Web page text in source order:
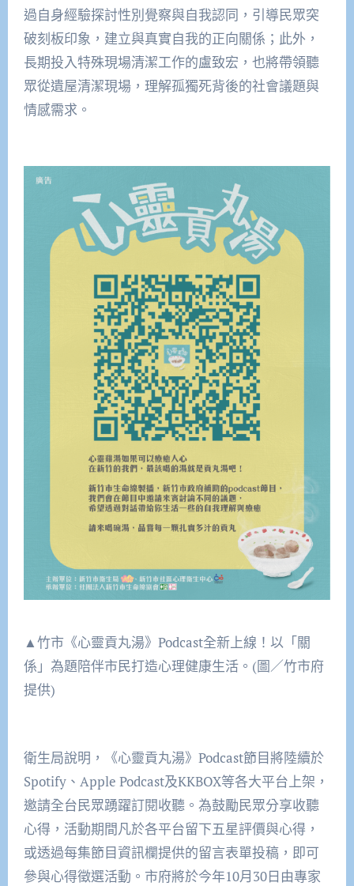
過自身經驗探討性別覺察與自我認同，引導民眾突
破刻板印象，建立與真實自我的正向關係；此外，
長期投入特殊現場清潔工作的盧致宏，也將帶領聽
眾從遺屋清潔現場，理解孤獨死背後的社會議題與
情感需求。
▲竹市《心靈貢丸湯》Podcast全新上線！以「關
係」為題陪伴市民打造心理健康生活。(圖／竹市府
提供)
衛生局說明，《心靈貢丸湯》Podcast節目將陸續於
Spotify、Apple Podcast及KKBOX等各大平台上架，
邀請全台民眾踴躍訂閱收聽。為鼓勵民眾分享收聽
心得，活動期間凡於各平台留下五星評價與心得，
或透過每集節目資訊欄提供的留言表單投稿，即可
參與心得徵選活動。市府將於今年10月30日由專家